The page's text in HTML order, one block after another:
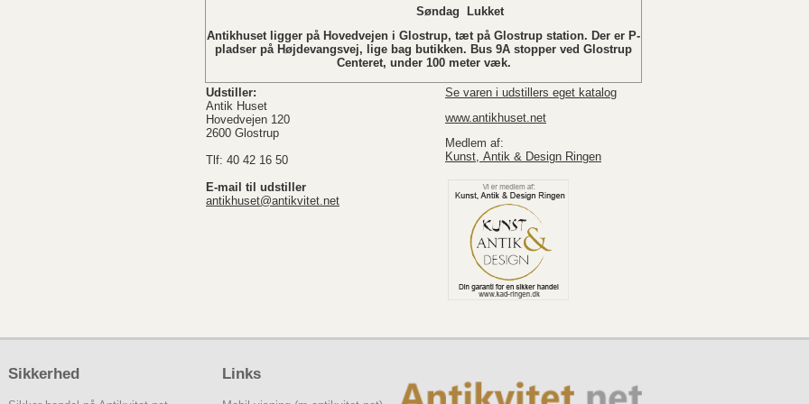
Søndag Lukket
Antikhuset ligger på Hovedvejen i Glostrup, tæt på Glostrup station. Der er P-
pladser på Højdevangsvej, lige bag butikken. Bus 9A stopper ved Glostrup
Centeret, under 100 meter væk.
Udstiller:
Antik Huset
Hovedvejen 120
2600 Glostrup
Tlf: 40 42 16 50
E-mail til udstiller
antikhuset@antikvitet.net
Se varen i udstillers eget katalog
www.antikhuset.net
Medlem af:
Kunst, Antik & Design Ringen
Sikkerhed Links